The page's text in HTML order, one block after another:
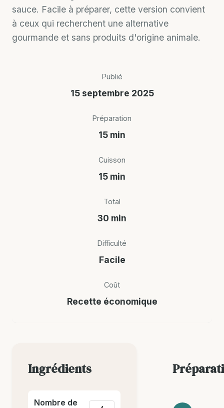
sauce. Facile à préparer, cette version convient
à ceux qui recherchent une alternative
gourmande et sans produits d'origine animale.
Publié
15 septembre 2025
Préparation
15 min
Cuisson
15 min
Total
30 min
Difficulté
Facile
Coût
Recette économique
Ingrédients
Nombre de